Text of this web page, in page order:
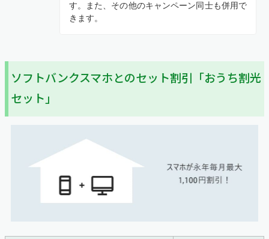
す。また、その他のキャンペーン同士も併用で
きます。
ソフトバンクスマホとのセット割引「おうち割光
セット」